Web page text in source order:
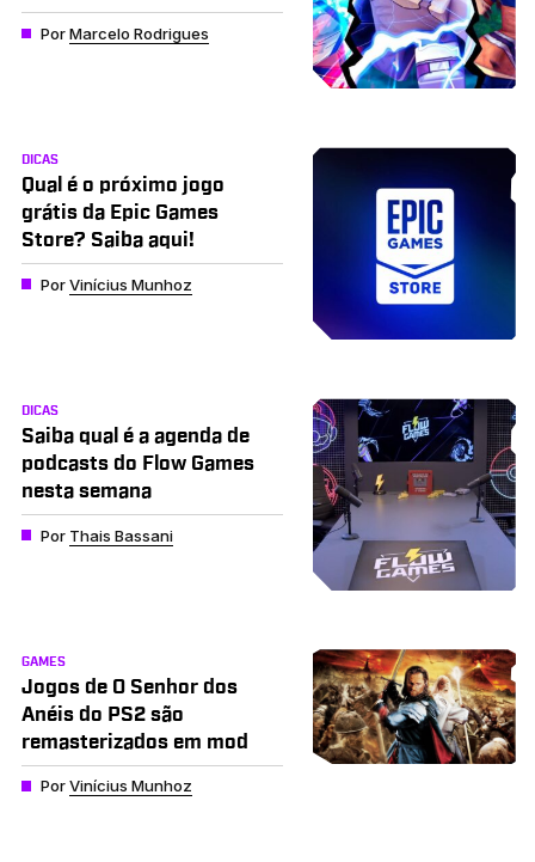
PorMarcelo Rodrigues
DICAS
Qual é o próximo jogo
grátis da Epic Games
Store? Saiba aqui!
PorVinícius Munhoz
DICAS
Saiba qual é a agenda de
podcasts do Flow Games
nesta semana
Por Thais Bassani
GAMES
Jogos de O Senhor dos
Anéis do PS2 são
remasterizados em mod
PorVinícius Munhoz